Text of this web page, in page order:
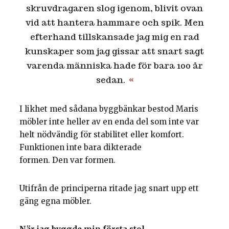
skruvdragaren slog igenom, blivit ovan
vid att hantera hammare och spik. Men
efterhand tillskansade jag mig en rad
kunskaper som jag gissar att snart sagt
varenda människa hade för bara 100 år
sedan.
I likhet med sådana byggbänkar bestod Maris
möbler inte heller av en enda del som inte var
helt nödvändig för stabilitet eller komfort.
Funktionen inte bara dikterade
formen. Den var formen.
Utifrån de principerna ritade jag snart upp ett
gäng egna möbler.